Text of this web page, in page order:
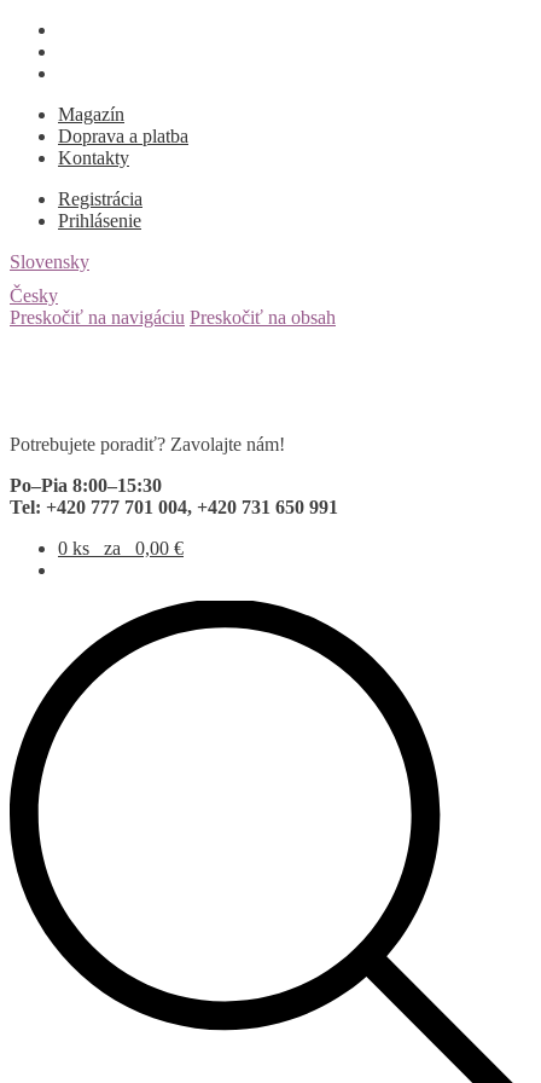
Magazín
Doprava a platba
Kontakty
Registrácia
Prihlásenie
Slovensky
Česky
Preskočiť na navigáciu Preskočiť na obsah
Potrebujete poradiť? Zavolajte nám!
Po–Pia 8:00–15:30
Tel: +420 777 701 004, +420 731 650 991
0 ks
za 0,00 €